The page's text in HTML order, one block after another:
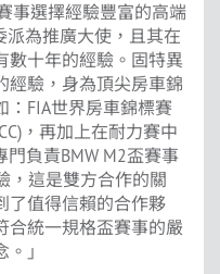
事選擇經驗豐富的高端
派為推廣大使，且其在
數十年的經驗。固特異
經驗，身為頂尖房車錦
FIA世界房車錦標賽
，再加上在耐力賽中
負責BMW M2盃賽事
，這是雙方合作的關
了值得信賴的合作夥
合統一規格盃賽事的嚴
」